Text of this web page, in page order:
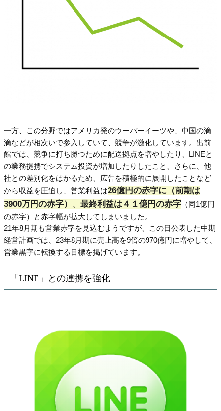
一方、この分野ではアメリカ発のウーバーイーツや、中国の滴
滴などが相次いで参入していて、競争が激化しています。出前
館では、競争に打ち勝つために配送拠点を増やしたり、LINEと
の業務提携でシステム投資が増加したりしたこと、さらに、他
社との差別化をはかるため、広告を積極的に展開したことなど
から収益を圧迫し、営業利益は26億円の赤字に（前期は
3900万円の赤字）、最終利益は４１億円の赤字 （同1億円
の赤字）と赤字幅が拡大してしまいました。
21年8月期も営業赤字を見込むようですが、この日公表した中期
経営計画では、23年8月期に売上高を9倍の970億円に増やして、
営業黒字に転換する目標を掲げています。
「LINE」との連携を強化